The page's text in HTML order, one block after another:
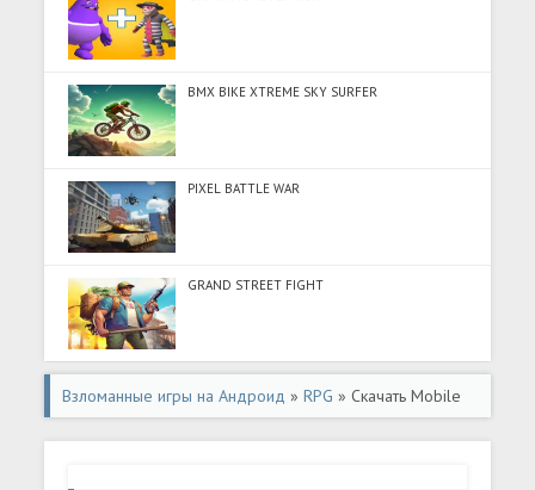
BMX BIKE XTREME SKY SURFER
PIXEL BATTLE WAR
GRAND STREET FIGHT
Взломанные игры на Андроид »RPG » Скачать Mobile
Legends: Adventure (Много денег) на Андроид